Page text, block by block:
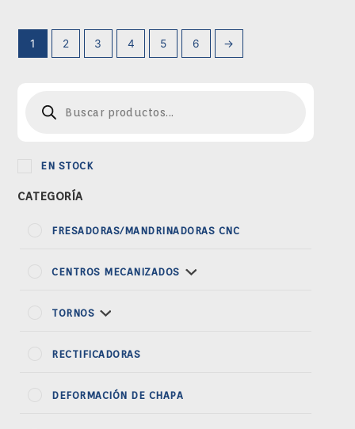
productos
EN STOCK
CATEGORÍA
FRESADORAS/MANDRINADORAS CNC
CENTROS MECANIZADOS
TORNOS
RECTIFICADORAS
DEFORMACIÓN DE CHAPA
1 2 3 4 5 6 →